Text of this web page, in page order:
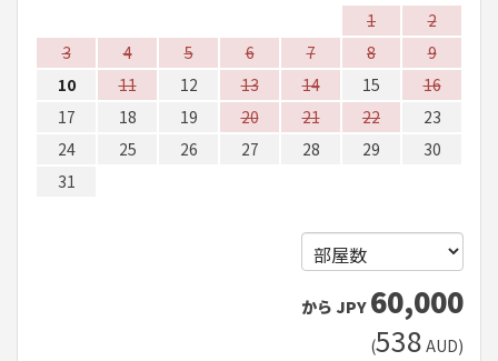
1
2
3
4 5 6 7 8
9
10
11 12 13 14 15
16
17
18 19 20 21 22
23
24
25 26 27 28 29
30
31
から JPY 60,000
(538 AUD)